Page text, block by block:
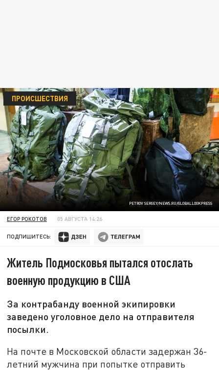
PETROV SERGEY/NEWS.RU/GLOBALLOOKPRESS
ПРОИСШЕСТВИЯ
ЕГОР РОКОТОВ 05 АВГУСТА 14:26
ПОДПИШИТЕСЬ:
Житель Подмосковья пытался отослать
военную продукцию в США
За контрабанду военной экипировки
заведено уголовное дело на отправителя
посылки.
На почте в Московской области задержан 36-
летний мужчина при попытке отправить